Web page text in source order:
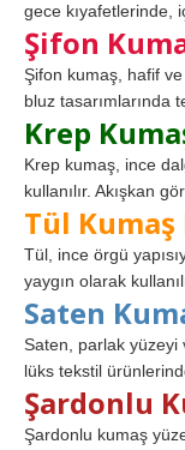
gece kıyafetlerinde,
Şifon
Şifon kumaş, hafif
bluz tasarımlarında
Krep
Krep kumaş, ince
kullanılır. Akışkan
Tül
Tül, ince örgü
yaygın olarak
Saten
Saten, parlak yüzeyi
lüks tekstil
Şardonlu
Şardonlu kumaş